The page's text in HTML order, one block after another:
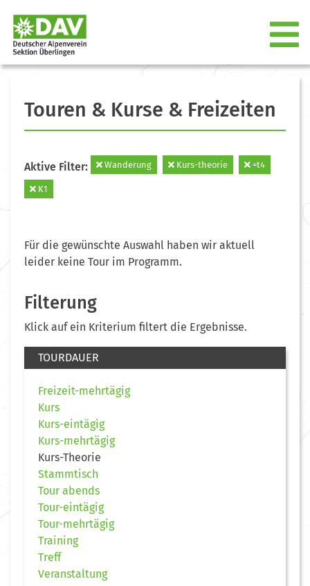
Touren & Kurse & Freizeiten
Aktive Filter: Wanderung Kurs-theorie =t4
K1
Für die gewünschte Auswahl haben wir aktuell
leider keine Tour im Programm.
Filterung
Klick auf ein Kriterium filtert die Ergebnisse.
TOURDAUER
Freizeit-mehrtägig
Kurs
Kurs-eintägig
Kurs-mehrtägig
Kurs-Theorie
Stammtisch
Tour abends
Tour-eintägig
Tour-mehrtägig
Training
Treff
Veranstaltung